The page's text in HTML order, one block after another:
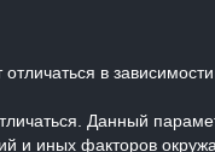
в
Данный
и иных факторов